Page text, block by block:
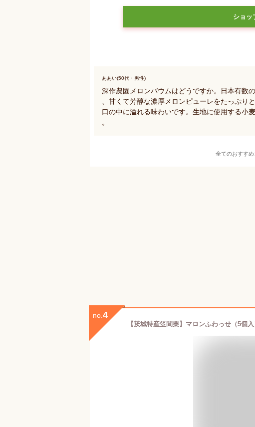
ショッ
ああい(50代・男性)
深作農園メロンバウムはどうですか。日本有数
、甘くて芳醇な濃厚メロンピューレをたっぷ
口の中に溢れる味わいです。生地に使用する小
。
全てのおすすめ
no. 4
【茨城特産笠間栗】マロンふわっせ（